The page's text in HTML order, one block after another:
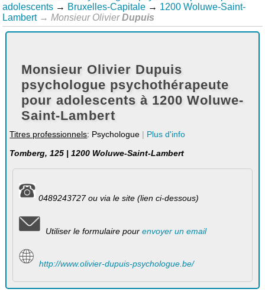
adolescents → Bruxelles-Capitale → 1200 Woluwe-Saint-
Lambert → Monsieur OlivierDupuis
Monsieur Olivier Dupuis
psychologue psychothérapeute
pour adolescents à 1200 Woluwe-
Saint-Lambert
Titres professionnels: Psychologue | Plus d'info
Tomberg, 125 | 1200 Woluwe-Saint-Lambert
0489243727 ou via le site (lien ci-dessous)
Utiliser le formulaire pour envoyer un email
http://www.olivier-dupuis-psychologue.be/